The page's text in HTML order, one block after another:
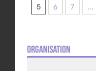
5
6 7 ...
Organisation